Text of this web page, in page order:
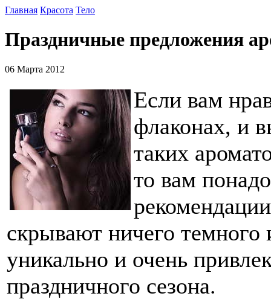
Главная Красота Тело
Праздничные предложения
06 Марта 2012
Если вам
флаконах, и
таких
то вам
скрывают ничего темного
уникально и очень
праздничного сезона.